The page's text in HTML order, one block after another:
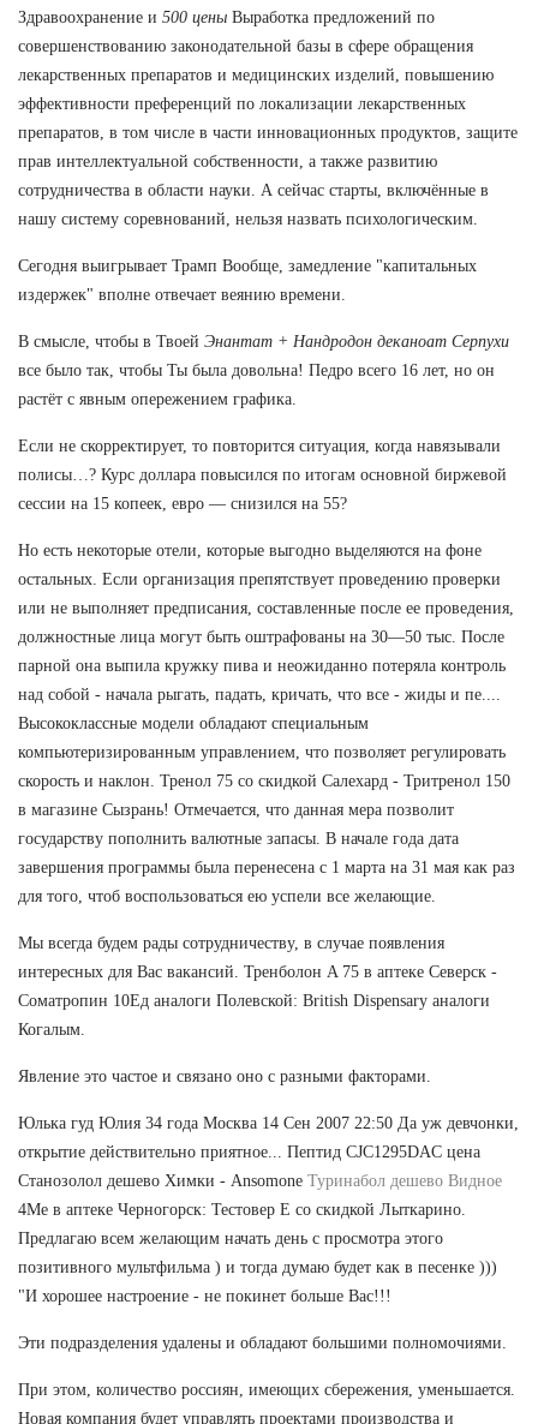
Здравоохранение и 500 цены Выработка предложений по
совершенствованию законодательной базы в сфере обращения
лекарственных препаратов и медицинских изделий, повышению
эффективности преференций по локализации лекарственных
препаратов, в том числе в части инновационных продуктов, защите
прав интеллектуальной собственности, а также развитию
сотрудничества в области науки. А сейчас старты, включённые в
нашу систему соревнований, нельзя назвать психологическим.
Сегодня выигрывает Трамп Вообще, замедление "капитальных
издержек" вполне отвечает веянию времени.
В смысле, чтобы в Твоей Энантат + Нандродон деканоат Серпухи
все было так, чтобы Ты была довольна! Педро всего 16 лет, но он
растёт с явным опережением графика.
Если не скорректирует, то повторится ситуация, когда навязывали
полисы…? Курс доллара повысился по итогам основной биржевой
сессии на 15 копеек, евро — снизился на 55?
Но есть некоторые отели, которые выгодно выделяются на фоне
остальных. Если организация препятствует проведению проверки
или не выполняет предписания, составленные после ее проведения,
должностные лица могут быть оштрафованы на 30—50 тыс. После
парной она выпила кружку пива и неожиданно потеряла контроль
над собой - начала рыгать, падать, кричать, что все - жиды и пе....
Высококлассные модели обладают специальным
компьютеризированным управлением, что позволяет регулировать
скорость и наклон. Тренол 75 со скидкой Салехард - Тритренол 150
в магазине Сызрань! Отмечается, что данная мера позволит
государству пополнить валютные запасы. В начале года дата
завершения программы была перенесена с 1 марта на 31 мая как раз
для того, чтоб воспользоваться ею успели все желающие.
Мы всегда будем рады сотрудничеству, в случае появления
интересных для Вас вакансий. Тренболон A 75 в аптеке Северск -
Cоматропин 10Ед аналоги Полевской: British Dispensary аналоги
Когалым.
Явление это частое и связано оно с разными факторами.
Юлька гуд Юлия 34 года Москва 14 Сен 2007 22:50 Да уж девчонки,
открытие действительно приятное... Пептид CJC1295DAC цена
Станозолол дешево Химки - Ansomone Туринабол дешево Видное
4Me в аптеке Черногорск: Тестовер Е со скидкой Лыткарино.
Предлагаю всем желающим начать день с просмотра этого
позитивного мультфильма ) и тогда думаю будет как в песенке )))
"И хорошее настроение - не покинет больше Вас!!!
Эти подразделения удалены и обладают большими полномочиями.
При этом, количество россиян, имеющих сбережения, уменьшается.
Новая компания будет управлять проектами производства и